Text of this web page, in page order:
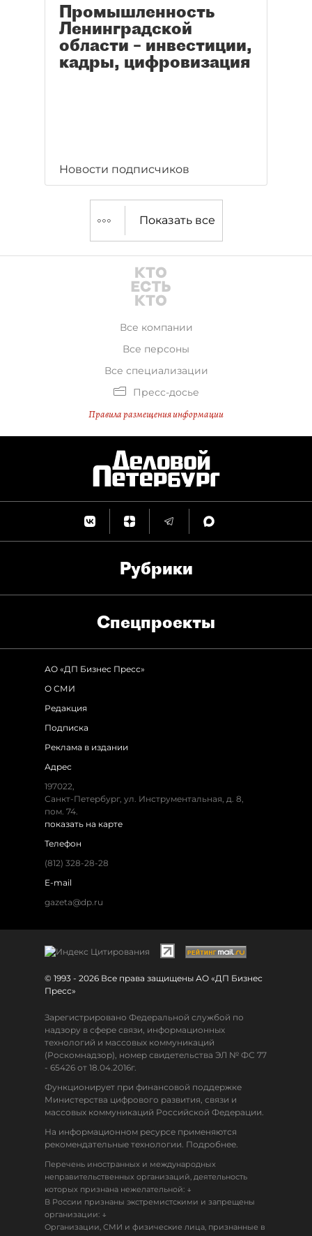
Промышленность
Ленинградской
области – инвестиции,
кадры, цифровизация
Новости подписчиков
Показать все
Все компании
Все персоны
Все специализации
Пресс-досье
Правила размещения информации
Рубрики
Спец­проекты
АО «ДП Бизнес Пресс»
О СМИ
Редакция
Подписка
Реклама в издании
Адрес
197022,
Санкт-Петербург, ул. Инструментальная, д. 8,
пом. 74.
показать на карте
Телефон
(812) 328-28-28
E-mail
gazeta@dp.ru
© 1993 - 2026 Все права защищены АО «ДП Бизнес
Пресс»
Зарегистрировано Федеральной службой по
надзору в сфере связи, информационных
технологий и массовых коммуникаций
(Роскомнадзор), номер свидетельства ЭЛ № ФС 77
- 65426 от 18.04.2016г.
Функционирует при финансовой поддержке
Министерства цифрового развития, связи и
массовых коммуникаций Российской Федерации.
На информационном ресурсе применяются
рекомендательные технологии. Подробнее.
Перечень иностранных и международных
неправительственных организаций, деятельность
которых признана нежелательной: ↓
В России признаны экстремистскими и запрещены
организации: ↓
Организации, СМИ и физические лица, признанные в